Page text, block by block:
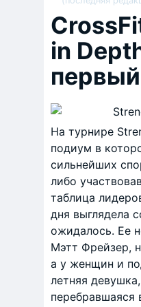
in
первый
На турнире
подиум в
сильнейших
либо
таблица
дня выглядела
ожидалось. Ее
Мэтт Фрейзер,
а у женщин и
летняя
перебравшаяся